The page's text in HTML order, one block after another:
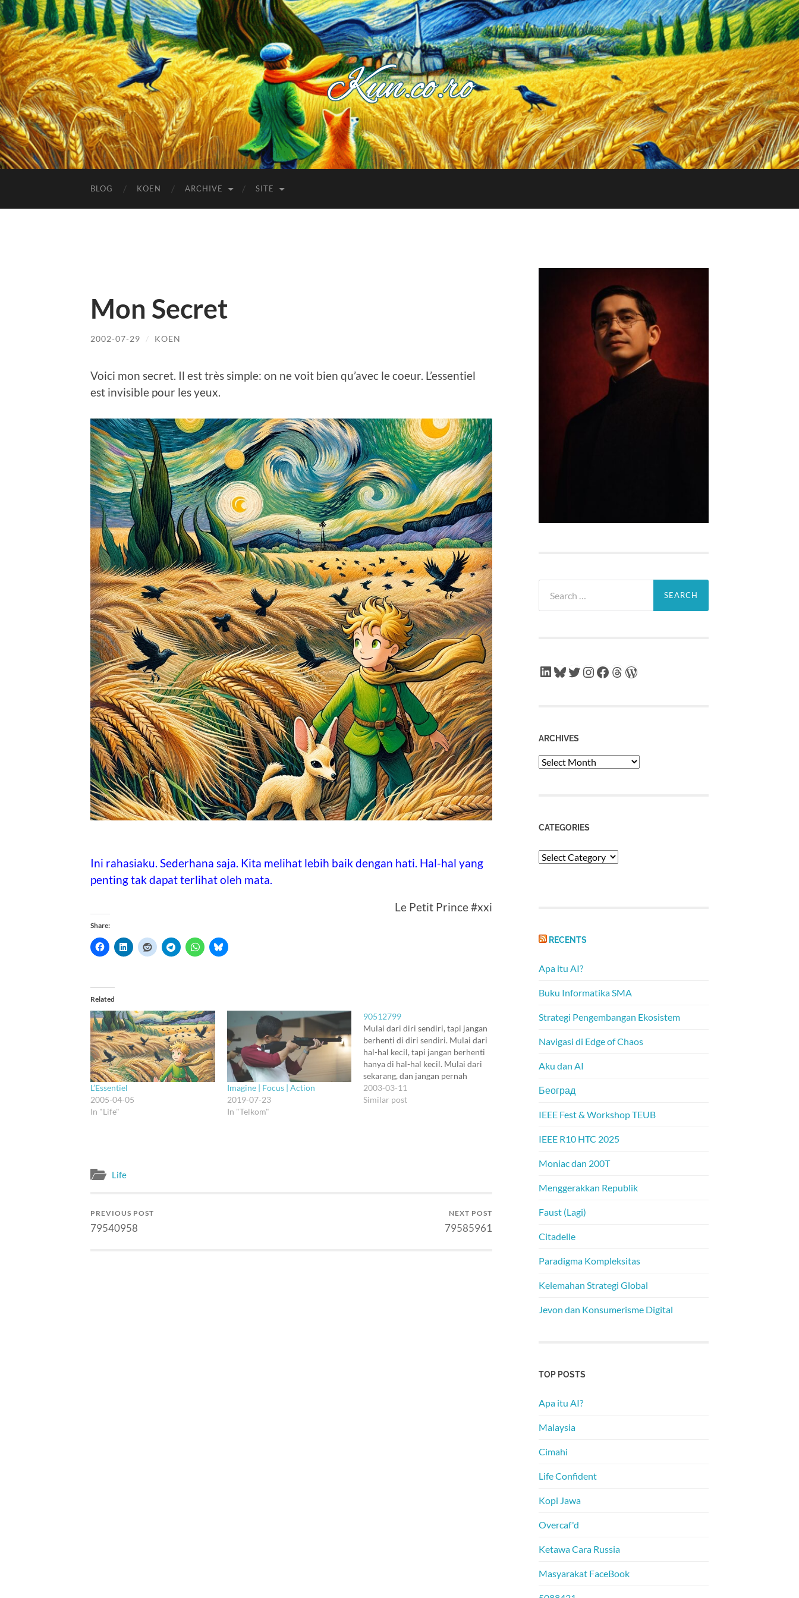
Kuncoro++
BLOG KOEN ARCHIVE SITE
Mon Secret
2002-07-29 / KOEN
Voici mon secret. Il est très simple: on ne voit bien qu’avec le coeur. L’essentiel
est invisible pour les yeux.
Ini rahasiaku. Sederhana saja. Kita melihat lebih baik dengan hati. Hal-hal yang
penting tak dapat terlihat oleh mata.
Le Petit Prince #xxi
Share:
Related
L’Essentiel
2005-04-05
In "Life"
Imagine | Focus | Action
2019-07-23
In "Telkom"
90512799
Mulai dari diri sendiri, tapi jangan
berhenti di diri sendiri. Mulai dari
hal-hal kecil, tapi jangan berhenti
hanya di hal-hal kecil. Mulai dari
sekarang, dan jangan pernah
berhenti.
2003-03-11
Similar post
Life
PREVIOUS POST
79540958
NEXT POST
79585961
for:
LinkedIn
Bluesky
Twitter
Instagram
Facebook
Threads
WordPress
ARCHIVES
Archives
CATEGORIES
Categories
RECENTS
Apa itu AI?
Buku Informatika SMA
Strategi Pengembangan Ekosistem
Navigasi di Edge of Chaos
Aku dan AI
Београд
IEEE Fest & Workshop TEUB
IEEE R10 HTC 2025
Moniac dan 200T
Menggerakkan Republik
Faust (Lagi)
Citadelle
Paradigma Kompleksitas
Kelemahan Strategi Global
Jevon dan Konsumerisme Digital
TOP POSTS
Apa itu AI?
Malaysia
Cimahi
Life Confident
Kopi Jawa
Overcaf'd
Ketawa Cara Russia
Masyarakat FaceBook